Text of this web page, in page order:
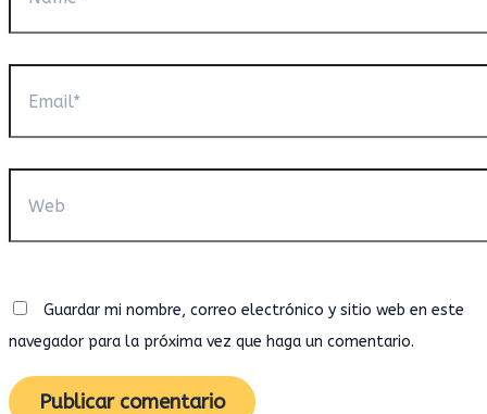
Guardar mi nombre, correo electrónico y sitio web en este
navegador para la próxima vez que haga un comentario.